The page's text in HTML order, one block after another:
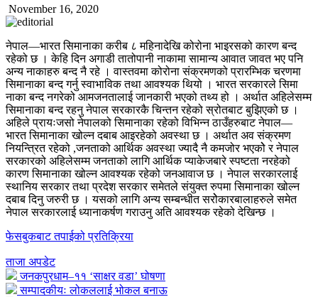
November 16, 2020
नेपाल—भारत सिमानाका करीब ८ महिनादेखि कोरोना भाइरसको कारण बन्द
रहेको छ । केहि दिन अगाडी तातोपानी नाकामा सामान्य आवात जावत भए पनि
अन्य नाकाहरु बन्द नै रहे । वास्तवमा कोरोना संक्रमणको प्रारम्भिक चरणमा
सिमानाका बन्द गर्नु स्वाभाविक तथा आवश्यक थियो । भारत सरकारले सिमा
नाका बन्द नगरेको आमजनतालाई जानकारी भएको तथ्य हो । अर्थात अहिलेसम्म
सिमानाका बन्द रहनु नेपाल सरकारकै चिन्तन रहेको स्रोतबाट बुझिएको छ ।
अहिले प्रायःजसो नेपालको सिमानाका रहेको विभिन्न ठाउँहरुबाट नेपाल—
भारत सिमानाका खोल्न दबाब आइरहेको अवस्था छ । अर्थात अव संक्रमण
नियन्त्रित रहेको ,जनताको आर्थिक अवस्था ज्यादै नै कमजोर भएकोे र नेपाल
सरकारको अहिलेसम्म जनताको लागि आर्थिक प्याकेजबारे स्पष्टता नरहेको
कारण सिमानाका खोल्न आवश्यक रहेको जनआवाज छ । नेपाल सरकारलाई
स्थानिय सरकार तथा प्रदेश सरकार समेतले संयुक्त रुपमा सिमानाका खोल्न
दबाब दिनु जरुरी छ । यसको लागि अन्य सम्बन्धीत सरोेकारबालाहरुले समेत
नेपाल सरकारलाई ध्यानाकर्षण गराउनु अति आवश्यक रहेको देखिन्छ ।
फेसबुकबाट तपाईको प्रतिक्रिया
ताजा अपडेट
जनकपुरधाम–११ ‘साक्षर वडा’ घोषणा
सम्पादकीयः लोकललाई भोकल बनाऊ